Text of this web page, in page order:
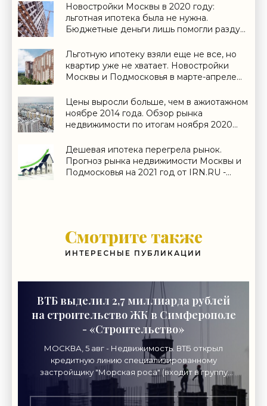
Новостройки Москвы в 2020 году:
льготная ипотека была не нужна.
Бюджетные деньги лишь помогли раздуть
Льготную ипотеку взяли еще не все, но
квартир уже не хватает. Новостройки
Москвы и Подмосковья в марте-апреле
Цены выросли больше, чем в ажиотажном
ноябре 2014 года. Обзор рынка
недвижимости по итогам ноября 2020
Дешевая ипотека перегрела рынок.
Прогноз рынка недвижимости Москвы и
Подмосковья на 2021 год от IRN.RU -
Смотрите также
ИНТЕРЕСНЫЕ ПУБЛИКАЦИИ
ВТБ выделил 2,7 миллиарда рублей
на строительство ЖК в Симферополе
- «Строительство»
МОСКВА, 5 авг - Недвижимость. ВТБ открыл
кредитную линию специализированному
застройщику "Морская роса" (входит в группу
"Монолит") в 2,7 миллиарда рублей для